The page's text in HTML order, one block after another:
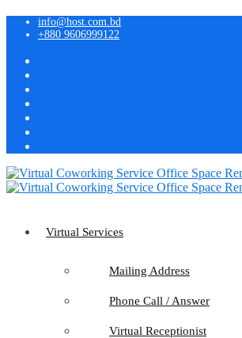
info@host.com.bd
+880 9606999122
Virtual Services
Mailing Address
Phone Call / Answer
Virtual Receptionist